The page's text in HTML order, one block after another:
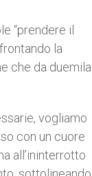
“prendere il
la
che da duemila
vogliamo
con un cuore
all’ininterrotto